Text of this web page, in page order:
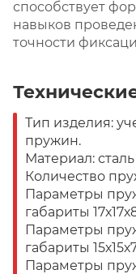
способствует
навыков
точности
Тип изделия:
пружин.
Материал:
Количество
Параметры
габариты
Параметры
габариты
Параметры